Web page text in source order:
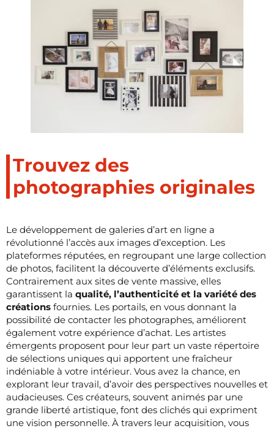
Trouvez des
photographies originales
Le développement de galeries d’art en ligne a
révolutionné l’accès aux images d’exception. Les
plateformes réputées, en regroupant une large collection
de photos, facilitent la découverte d’éléments exclusifs.
Contrairement aux sites de vente massive, elles
garantissent la qualité, l’authenticité et la variété des
créations fournies. Les portails, en vous donnant la
possibilité de contacter les photographes, améliorent
également votre expérience d’achat. Les artistes
émergents proposent pour leur part un vaste répertoire
de sélections uniques qui apportent une fraîcheur
indéniable à votre intérieur. Vous avez la chance, en
explorant leur travail, d’avoir des perspectives nouvelles et
audacieuses. Ces créateurs, souvent animés par une
grande liberté artistique, font des clichés qui expriment
une vision personnelle. À travers leur acquisition, vous